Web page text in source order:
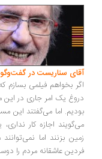
سناریست در گفت‌وگو با
بخواهم فیلمی بسازم که
یک امر جاری در این
اما می‌گفتند این
اجازه کار نداری، یعنی
بزنند اما نمی‌توانند من
عاشقانه مردم را دوست